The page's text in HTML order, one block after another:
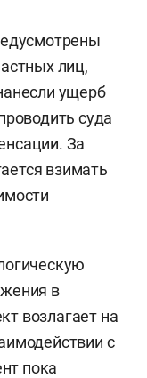
лиц,
ущерб
суда
За
взимать
в
возлагает на
с
пока